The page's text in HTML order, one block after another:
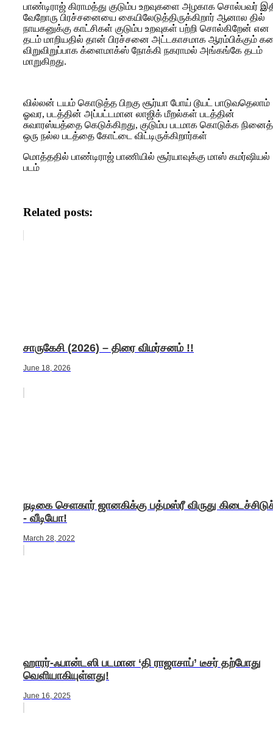
பாண்டிராஜ் கிராமத்து குடும்ப உறவுகளை அழகாக சொல்பவர்
வேறோரு பிரச்சனையை கையிலேடுத்திருக்கிறார் ஆனால தில்
நாயகனுக்கு காட்சிகள் குடும்ப உறவுகள் பற்றி சொல்கிறேன் என
தடம் மாறியதில் தான் பிரச்சனை அட்டகாசமாக ஆரம்பிக்கும்
விறுவிறுப்பாக க்ளைமாக்ஸ் நோக்கி நகராமல் அங்கங்கே தடம்
மாறுகிறது.
வில்லன் டயம் கொடுத்த பிறகு சூர்யா போய் டூயட் பாடுவதெலாம்
ஓவர, படத்தின் அப்பட்டமான லாஜிக் மீறல்கள் படத்தின்
சுவாரஸ்யத்தை கெடுக்கிறது, குடும்ப படமாக கொடுக்க
ஒரு நல்ல படத்தை கோட்டை விட்டிருக்கிறார்கள்
மொத்ததில் பாண்டிராஜ் பாணியில் சூர்யாவுக்கு மாஸ் கமர்ஷியல்
படம்
Related posts:
சாருகேசி (2026) – திரை விமர்சனம் !!
June 18, 2026
நடிகை செளகார் ஜானகிக்கு பத்மஸ்ரீ விருது
- வீடியோ!
March 28, 2022
ஹாரர்-ஃபான்டஸி படமான ‘தி ராஜாசாப்’ டீசர் தற்போது
வெளியாகியுள்ளது!
June 16, 2025